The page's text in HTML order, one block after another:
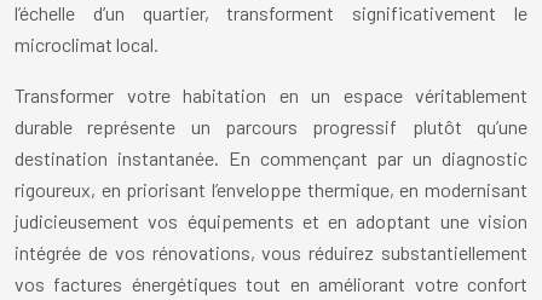
l’échelle d’un quartier, transforment significativement le
microclimat local.
Transformer votre habitation en un espace véritablement
durable représente un parcours progressif plutôt qu’une
destination instantanée. En commençant par un diagnostic
rigoureux, en priorisant l’enveloppe thermique, en modernisant
judicieusement vos équipements et en adoptant une vision
intégrée de vos rénovations, vous réduirez substantiellement
vos factures énergétiques tout en améliorant votre confort